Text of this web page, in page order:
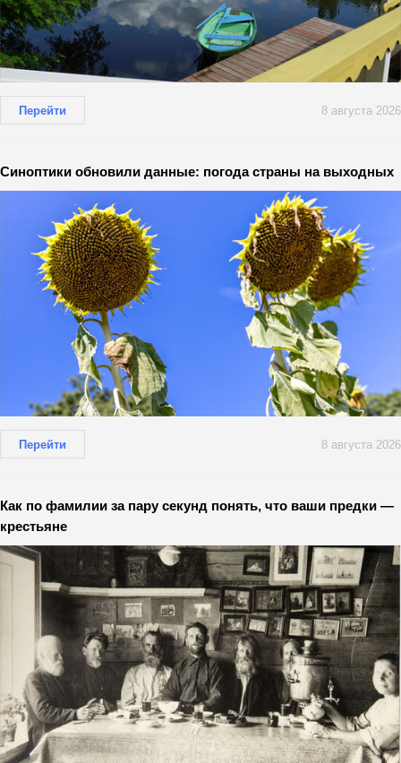
Перейти 8 августа 2026
Синоптики обновили данные: погода страны на выходных
Перейти 8 августа 2026
Как по фамилии за пару секунд понять, что ваши предки —
крестьяне